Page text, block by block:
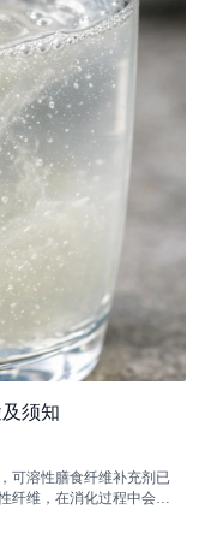
须知
可溶性膳食纤维补充剂已
纤维，在消化过程中会形